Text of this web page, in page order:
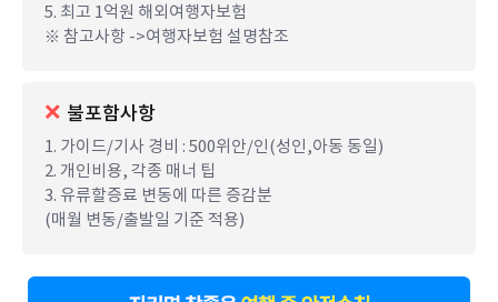
5. 최고 1억원 해외여행자보험
※ 참고사항 ->여행자보험 설명참조
불포함사항
1. 가이드/기사 경비 : 500위안/인(성인,아동 동일)
2. 개인비용, 각종 매너 팁
3. 유류할증료 변동에 따른 증감분
(매월 변동/출발일 기준 적용)